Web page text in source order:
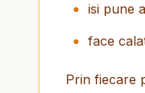
isi pune
face
Prin fiecare